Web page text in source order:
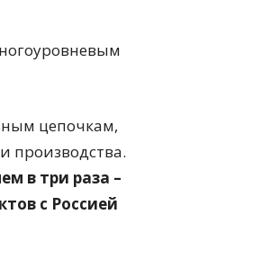
цепочкам,
производства.
в три раза –
с Россией